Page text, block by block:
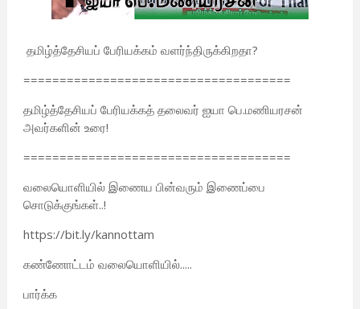
தமிழ்த்தேசியப் பேரியக்கம் வளர்ந்திருக்கிறதா?
=====================================
தமிழ்த்தேசியப் பேரியக்கத் தலைவர் ஐயா பெ.மணியரசன்
அவர்களின் உரை!
=====================================
வலையொளியில் இணைய பின்வரும் இணைப்பை
சொடுக்குங்கள்..!
https://bit.ly/kannottam
கண்ணோட்டம் வலையொளியில்.....
பார்க்க